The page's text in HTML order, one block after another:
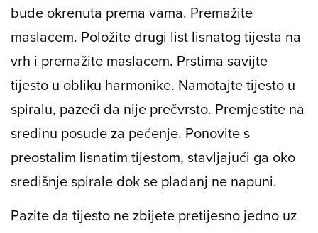
bude okrenuta prema vama. Premažite
maslacem. Položite drugi list lisnatog tijesta na
vrh i premažite maslacem. Prstima savijte
tijesto u obliku harmonike. Namotajte tijesto u
spiralu, pazeći da nije prečvrsto. Premjestite na
sredinu posude za pećenje. Ponovite s
preostalim lisnatim tijestom, stavljajući ga oko
središnje spirale dok se pladanj ne napuni.
Pazite da tijesto ne zbijete pretijesno jedno uz